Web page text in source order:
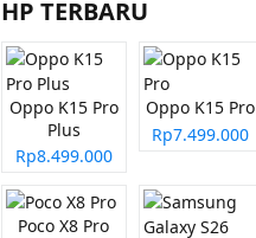
HP TERBARU
Oppo K15 Pro
Plus
Rp8.499.000
Oppo K15 Pro
Rp7.499.000
Poco X8 Pro